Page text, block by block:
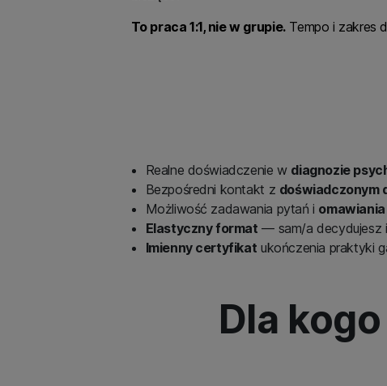
To praca 1:1, nie w grupie.Tempo i zakres
Realne doświadczenie w diagnozie
Bezpośredni kontakt z doświadczonym
Możliwość zadawania pytań i
Elastyczny format — sam/a decydujesz
Imienny certyfikat ukończenia praktyki
Dla